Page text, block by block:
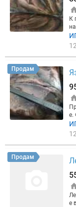
К
на 80р.
р. Язь 500-800 в наличии 10 тонн. Цена 80р. Щука
Продам
е.
Продам
е